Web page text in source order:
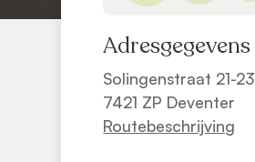
Adresgegevens
Solingenstraat 21-23
7421 ZP Deventer
Routebeschrijving